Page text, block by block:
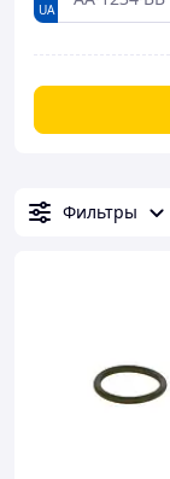
UA
Фильтры